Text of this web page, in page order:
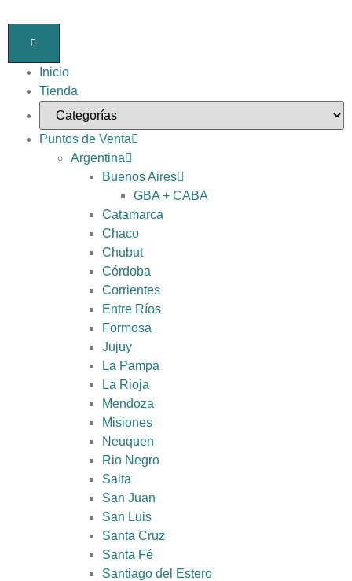
Inicio
Tienda
Puntos de Venta
Argentina
Buenos Aires
GBA + CABA
Catamarca
Chaco
Chubut
Córdoba
Corrientes
Entre Ríos
Formosa
Jujuy
La Pampa
La Rioja
Mendoza
Misiones
Neuquen
Rio Negro
Salta
San Juan
San Luis
Santa Cruz
Santa Fé
Santiago del Estero